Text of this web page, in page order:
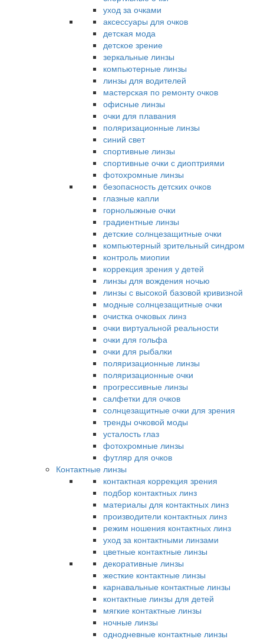
уход за очками
аксессуары для очков
детская мода
детское зрение
зеркальные линзы
компьютерные линзы
линзы для водителей
мастерская по ремонту очков
офисные линзы
очки для плавания
поляризационные линзы
синий свет
спортивные линзы
спортивные очки с диоптриями
фотохромные линзы
безопасность детских очков
глазные капли
горнолыжные очки
градиентные линзы
детские солнцезащитные очки
компьютерный зрительный синдром
контроль миопии
коррекция зрения у детей
линзы для вождения ночью
линзы с высокой базовой кривизной
модные солнцезащитные очки
очистка очковых линз
очки виртуальной реальности
очки для гольфа
очки для рыбалки
поляризационные линзы
поляризационные очки
прогрессивные линзы
салфетки для очков
солнцезащитные очки для зрения
тренды очковой моды
усталость глаз
фотохромные линзы
футляр для очков
Контактные линзы
контактная коррекция зрения
подбор контактных линз
материалы для контактных линз
производители контактных линз
режим ношения контактных линз
уход за контактными линзами
цветные контактные линзы
декоративные линзы
жесткие контактные линзы
карнавальные контактные линзы
контактные линзы для детей
мягкие контактные линзы
ночные линзы
однодневные контактные линзы